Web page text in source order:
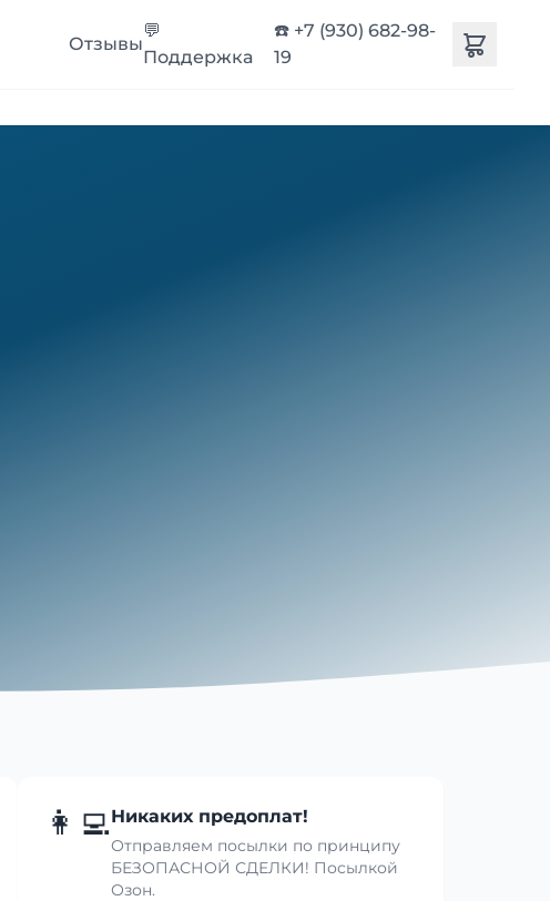
Отзывы
💬
Поддержка
☎️ +7 (930) 682-98-
19
👩‍💻Никаких предоплат!
Отправляем посылки по принципу
БЕЗОПАСНОЙ СДЕЛКИ! Посылкой
Озон.